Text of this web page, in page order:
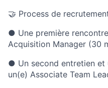
🤝 Process de
● Une première
Acquisition Manager (30
● Un second entretien et
un(e) Associate Team